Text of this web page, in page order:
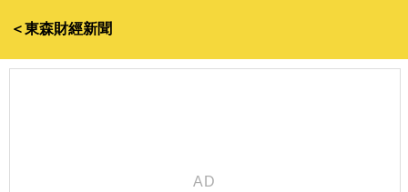
＜東森財經新聞